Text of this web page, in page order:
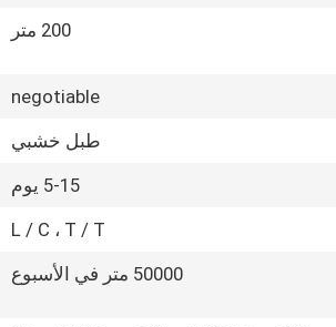
200 متر
negotiable
طبل خشبي
5-15 يوم
L / C ، T / T
50000 متر في الأسبوع